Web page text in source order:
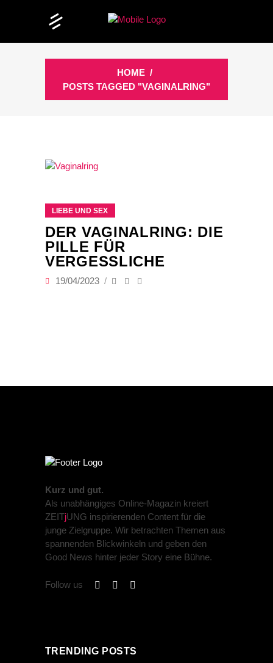
HOME /
POSTS TAGGED "VAGINALRING"
LIEBE UND SEX
DER VAGINALRING: DIE
PILLE FÜR
VERGESSLICHE
19/04/2023
Kurz und gut.
Als unabhängiges Online-Magazin kreiert
ZEITjUNG inspirierenden Content für die
junge Zielgruppe. Wir betrachten Themen aus
spannenden Blickwinkeln und geben den
Good News hinter jeder Story eine Bühne.
Follow us
TRENDING POSTS